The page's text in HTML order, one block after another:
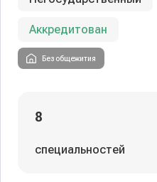
Аккредитован
Без общежития
8
специальностей